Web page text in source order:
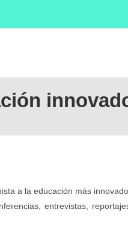
a la educación más
entrevistas,